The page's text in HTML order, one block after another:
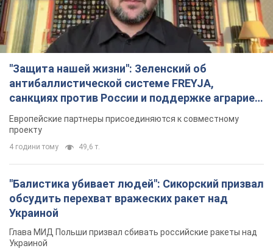
"Защита нашей жизни": Зеленский об
антибаллистической системе FREYJA,
санкциях против России и поддержке аграриев.
Видео
Европейские партнеры присоединяются к совместному
проекту
4 години тому 49,6 т.
"Балистика убивает людей": Сикорский призвал
обсудить перехват вражеских ракет над
Украиной
Глава МИД Польши призвал сбивать российские ракеты над
Украиной